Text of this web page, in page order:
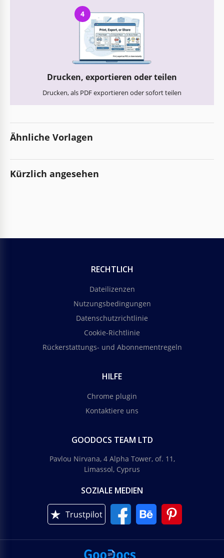
4
Drucken, exportieren oder teilen
Drucken, als PDF exportieren oder sofort teilen
Ähnliche Vorlagen
Kürzlich angesehen
RECHTLICH
Dateilizenzen
Nutzungsbedingungen
Datenschutzrichtlinie
Cookie-Richtlinie
Rückerstattungs- und Abonnementregeln
HILFE
Chrome plugin
Kontaktiere uns
GOODOCS TEAM LTD
Pavlou Nirvana, 4 Alpha Tower, of. 11,
Limassol, Cyprus
SOZIALE MEDIEN
Trustpilot